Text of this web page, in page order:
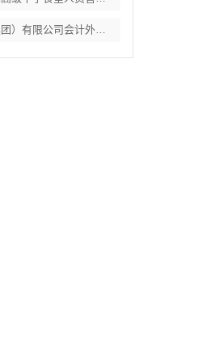
辽宁连山铝业（集团）有限公司会计外包服务